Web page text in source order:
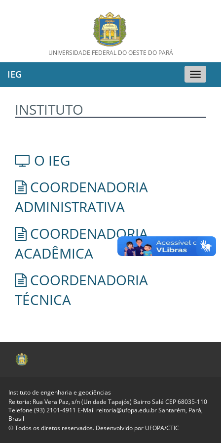
UNIVERSIDADE FEDERAL DO OESTE DO PARÁ
Toggle
IEG
INSTITUTO
O IEG
COORDENADORIA
ADMINISTRATIVA
COORDENADORIA
ACADÊMICA
COORDENADORIA
TÉCNICA
Instituto de engenharia e geociências
Reitoria: Rua Vera Paz, s/n (Unidade Tapajós) Bairro Salé CEP 68035-110
Telefone (93) 2101-4911 E-Mail reitoria@ufopa.edu.br Santarém, Pará,
Brasil
© Todos os diretos reservados. Desenvolvido por UFOPA/CTIC